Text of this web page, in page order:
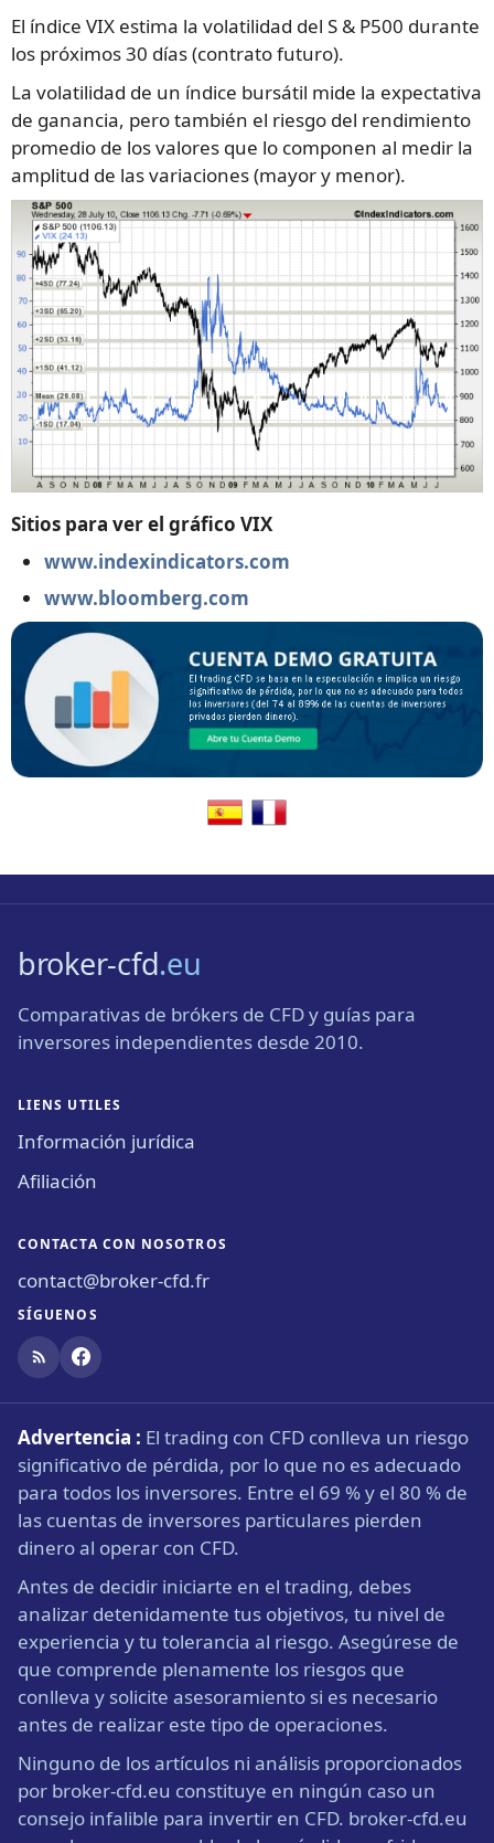
El índice VIX estima la volatilidad del S & P500 durante
los próximos 30 días (contrato futuro).
La volatilidad de un índice bursátil mide la expectativa
de ganancia, pero también el riesgo del rendimiento
promedio de los valores que lo componen al medir la
amplitud de las variaciones (mayor y menor).
Sitios para ver el gráfico VIX
www.indexindicators.com
www.bloomberg.com
broker-cfd.eu
Comparativas de brókers de CFD y guías para
inversores independientes desde 2010.
LIENS UTILES
Información jurídica
Afiliación
CONTACTA CON NOSOTROS
contact@broker-cfd.fr
SÍGUENOS
Advertencia : El trading con CFD conlleva un riesgo
significativo de pérdida, por lo que no es adecuado
para todos los inversores. Entre el 69 % y el 80 % de
las cuentas de inversores particulares pierden
dinero al operar con CFD.
Antes de decidir iniciarte en el trading, debes
analizar detenidamente tus objetivos, tu nivel de
experiencia y tu tolerancia al riesgo. Asegúrese de
que comprende plenamente los riesgos que
conlleva y solicite asesoramiento si es necesario
antes de realizar este tipo de operaciones.
Ninguno de los artículos ni análisis proporcionados
por broker-cfd.eu constituye en ningún caso un
consejo infalible para invertir en CFD. broker-cfd.eu